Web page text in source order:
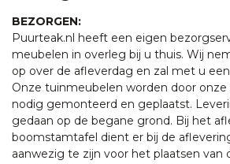
BEZORGEN:
Puurteak.nl heeft een eigen
meubelen in overleg bij u thuis. Wij
op over de afleverdag en zal met u
Onze tuinmeubelen worden door onze
nodig gemonteerd en geplaatst.
gedaan op de begane grond. Bij het
boomstamtafel dient er bij de
aanwezig te zijn voor het plaatsen van